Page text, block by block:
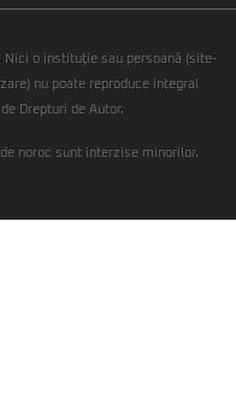
Nici o instituţie sau persoană (site-
nu poate reproduce integral
Drepturi de Autor.
noroc sunt interzise minorilor.